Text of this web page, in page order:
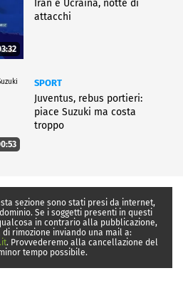
Iran e Ucraina, notte di
attacchi
SPORT
Juventus, rebus portieri:
piace Suzuki ma costa
troppo
sezione sono stati presi da internet,
Se i soggetti presenti in questi
in contrario alla pubblicazione,
rimozione inviando una mail a:
. Provvederemo alla cancellazione del
tempo possibile.